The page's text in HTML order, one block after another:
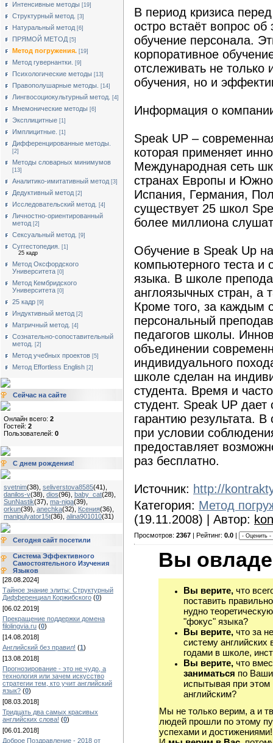
Интенсивные методы [19]
Структурный метод. [3]
Натуральный метод [6]
ПРЯМОЙ МЕТОД [5]
Метод погружения. [19]
Метод гувернантки. [9]
Психологические методы [13]
Правополушарные методы. [14]
Лингвосоциокультурный метод. [4]
Мнемонические методы [6]
Эксплицитные [1]
Имплицитные. [1]
Дифференцированные методы.
[2]
Методы словарных минимумов
[13]
Аналитико-имитативный метод [3]
Дедуктивный метод [2]
Исследовательский метод. [4]
Личностно-ориентированный
метод [2]
Сексуальный метод. [9]
Суггестопедия.
[1]
25 кадр
Метод Оксфордского
Университета [0]
Метод Кембридского
Университета [0]
25 кадр [9]
Индуктивный метод [2]
Матричный метод. [4]
Сознательно-сопоставительный
метод.
[2]
Метод учебных проектов [5]
Метод Effortless English [2]
Сейчас на сайте
Онлайн всего: 2
Гостей: 2
Пользователей: 0
С днем рождения!
svetnim(38) seliverstova8585(41)
danilos-v(38) dios(96) baby_cat(28)
SunNastik(37) ma-niga(39)
orkun(39) anechka(32) Ксения(36)
manipulyator15t(36) alina901010(31)
Сегодня сайт посетили
Система Эффективного
Самостоятельного Изучения
Языков
[28.08.2024]
Тайное знание элиты: Структурный
Дифференциал Коржибского (0)
[06.02.2019]
Прекращение поддержки домена
filolingvia.ru (0)
[14.08.2018]
Английский без правил! (1)
[13.08.2018]
Прогнозирование - это не чудо, а
технология или зачем искусство
стратегии тем, кто учит английский
язык? (0)
[08.03.2018]
Тридцать два самых красивых
английских слова! (0)
[06.01.2018]
Доброе Поздравление - 2018 от
В период кризиса
остро встаёт вопрос
обучение персонала.
корпоративное
отслеживать не
обучения, но и
Информация о
Speak UP –
которая применяет
Международная сеть
странах Европы и
Испания, Германия,
существует 25 школ
более миллиона
Обучение в Speak Up
компьютерного теста и
языка. В школе
англоязычных стран, а
Кроме того, за каждым
персональный
педагогов школы.
объединении
индивидуального
школе сделан на
студента. Время и
студент. Speak UP
гарантию результата.
при условии
предоставляет
раз бесплатно.
Источник: http://
Категория: Метод
(19.11.2008) | Автор:
Просмотров: 2367 | Рейтинг: 0.0
Вы
Вы верите, что
поставить
нудно
"фокус" языка?
Вы верите, что за
систему
годами в школе,
Вы верите, что
заниматься по
испытывая при этом
английским?
Мы не только верим, а и
людей прошли по этому
успехами и достижениями!